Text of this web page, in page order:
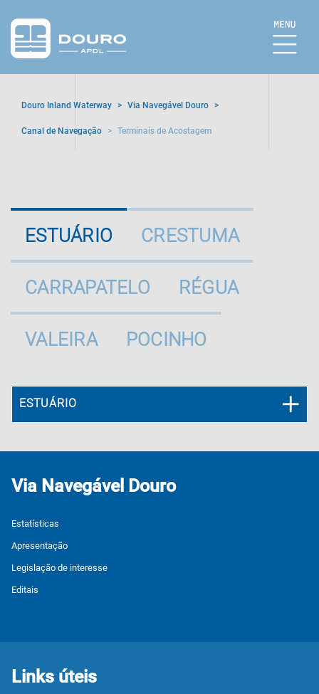
Douro Inland Waterway > Via Navegável Douro >
Canal de Navegação > Terminais de Acostagem
ESTUÁRIO CRESTUMA
CARRAPATELO RÉGUA
VALEIRA POCINHO
ESTUÁRIO
Via Navegável Douro
Estatísticas
Apresentação
Legislação de interesse
Editais
Links úteis